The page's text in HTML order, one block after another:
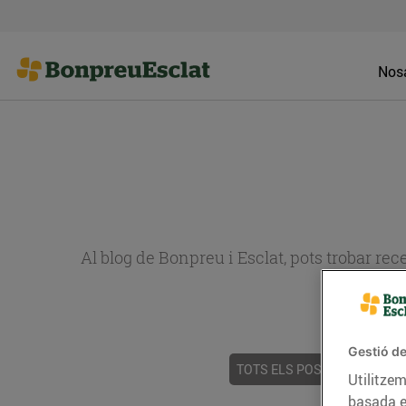
Al blog de Bonpreu i Esclat, pots trobar
TOTS ELS POSTS
Gestió
basada